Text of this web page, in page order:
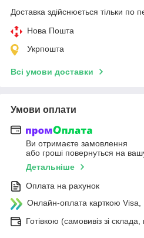
Доставка здійснюється тільки по
Нова Пошта
Укрпошта
Всі умови доставки
Умови оплати
Ви отримаєте замовлення
або гроші повернуться на
Детальніше
Оплата на рахунок
Онлайн-оплата карткою
Готівкою (самовивіз зі